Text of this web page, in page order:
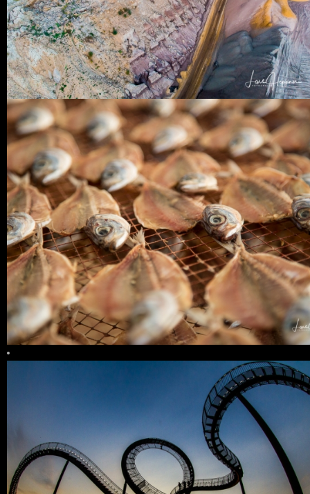
0 COMMENTS
24 LIKES
2 COMMENTS
27
LIKES